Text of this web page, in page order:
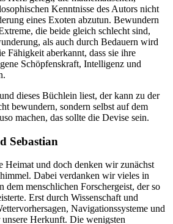
Kenntnisse des Autors nicht
eines Exoten abzutun. Bewundern
die beide gleich schlecht sind,
als auch durch Bedauern wird
Fähigkeit aberkannt, dass sie ihre
Schöpfenskraft, Intelligenz und
dieses Büchlein liest, der kann zu der
bewundern, sondern selbst auf dem
machen, das sollte die Devise sein.
Sebastian
Heimat und doch denken wir zunächst
Dabei verdanken wir vieles in
dem menschlichen Forschergeist, der so
Erst durch Wissenschaft und
Navigationssysteme und
Herkunft. Die wenigsten